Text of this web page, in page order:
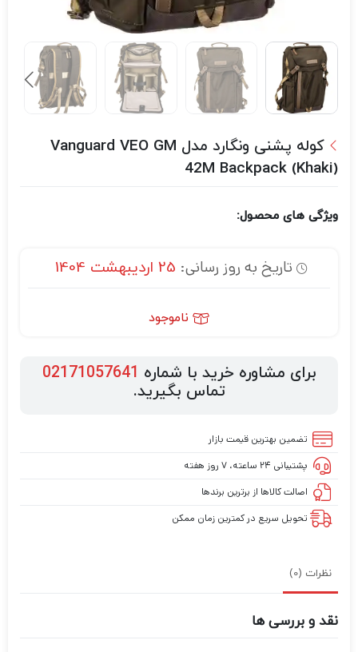
کوله پشنی ونگارد مدل Vanguard VEO GM
42M Backpack (Khaki)
ویژگی های محصول:
تاریخ به روز رسانی: 25 اردیبهشت 1404
ناموجود
برای مشاوره خرید با شماره 02171057641
تماس بگیرید.
تضمین بهترین قیمت بازار
پشتیبانی ۲۴ ساعته، ۷ روز هفته
اصالت کالاها از برترین برندها
تحویل سریع در کمترین زمان ممکن
نظرات (0)
نقد و بررسی ها